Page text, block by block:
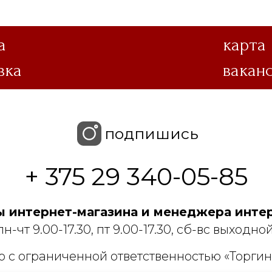
подпишись
+ 375 29 340-05-85
магазина и менеджера
чт 9.00-17.30, пт 9.00-17.30, сб-вс
ограниченной ответственностью